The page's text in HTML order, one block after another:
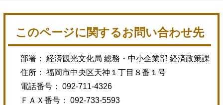
このページに関するお問い合わせ先
部署： 経済観光文化局 総務・中小企業部 経済政策課
住所： 福岡市中央区天神１丁目８番１号
電話番号： 092-711-4326
ＦＡＸ番号： 092-733-5593